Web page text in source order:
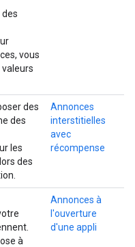
vous
des
des
les
des
Annonces
interstitielles
avec
récompense
à
Annonces à
l'ouverture
d'une appli